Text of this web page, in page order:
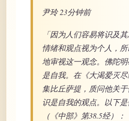
尹玲 23分钟前
「因为人们容易将识及其
情绪和观点视为个人，
地审视这一观念。佛陀
是自我。在《大渴爱灭
集比丘萨提，质问他关
识是自我的观点。以下
（《中部》第38.5经）：